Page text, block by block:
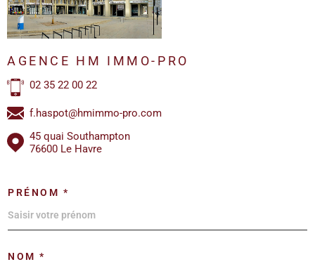
AGENCE HM IMMO-PRO
02 35 22 00 22
f.haspot@hmimmo-pro.com
45 quai Southampton
76600 Le Havre
PRÉNOM *
NOM *